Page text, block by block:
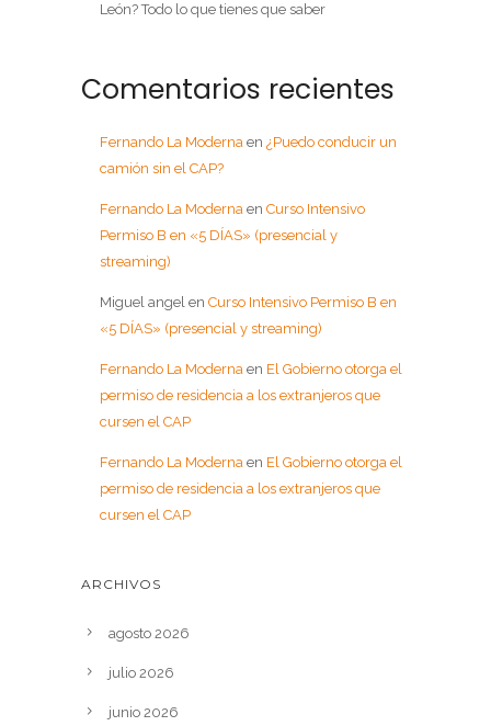
León? Todo lo que tienes que saber
Comentarios recientes
Fernando La Modernaen ¿Puedo conducir un
camión sin el CAP?
Fernando La Modernaen Curso Intensivo
Permiso B en «5 DÍAS» (presencial y
streaming)
Miguel angelen Curso Intensivo Permiso B en
«5 DÍAS» (presencial y streaming)
Fernando La Modernaen El Gobierno otorga el
permiso de residencia a los extranjeros que
cursen el CAP
Fernando La Modernaen El Gobierno otorga el
permiso de residencia a los extranjeros que
cursen el CAP
ARCHIVOS
agosto 2026
julio 2026
junio 2026